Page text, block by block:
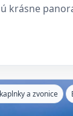
krásne
a zvonice